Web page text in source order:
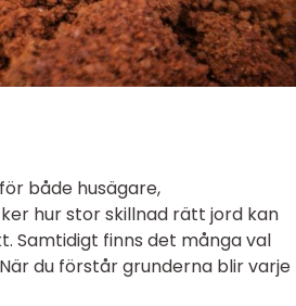
både husägare,
hur stor skillnad rätt jord kan
Samtidigt finns det många val
du förstår grunderna blir varje